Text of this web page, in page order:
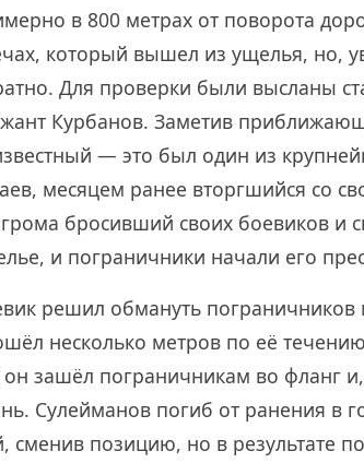
в 800 метрах от поворота
который вышел из ущелья, но,
Для проверки были высланы
Курбанов. Заметив
— это был один из
месяцем ранее вторгшийся со
бросивший своих боевиков и
и пограничники начали его
решил обмануть пограничников
несколько метров по её
он зашёл пограничникам во фланг
Сулейманов погиб от ранения в
сменив позицию, но в результате